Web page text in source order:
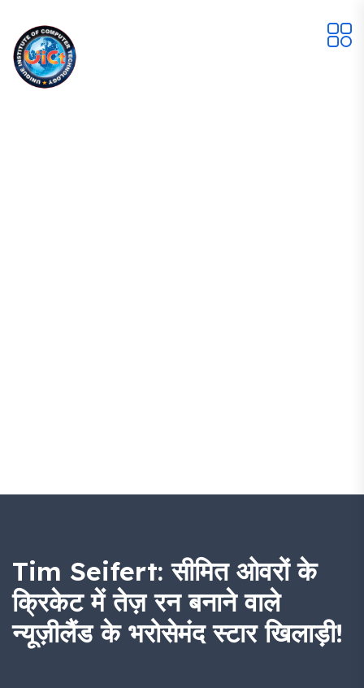
Tim Seifert: सीमित ओवरों के
क्रिकेट में तेज़ रन बनाने वाले
न्यूज़ीलैंड के भरोसेमंद स्टार खिलाड़ी!